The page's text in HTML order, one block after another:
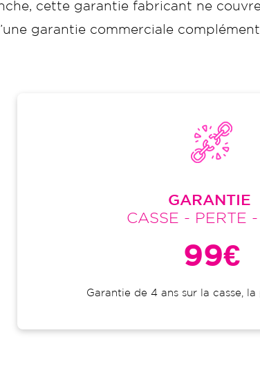
cette garantie fabricant ne
garantie commerciale
GARANTIE
CASSE - PERTE
99€
Garantie de 4 ans sur la casse, la